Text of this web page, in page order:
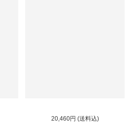
20,460円 (送料込)